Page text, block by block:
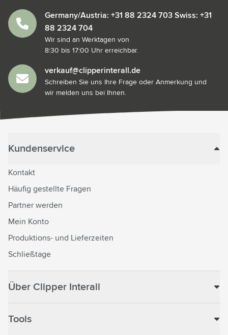
Germany/Austria: +31 88 2324 703 Swiss: +31
88 2324 704
Wir sind an Werktagen von
8:30 bis 17:00 Uhr erreichbar.
verkauf@clipperinterall.de
Schreiben Sie uns Ihre Frage oder Anmerkung und
wir melden uns bei Ihnen.
Kundenservice
Kontakt
Häufig gestellte Fragen
Partner werden
Mein Konto
Produktions- und Lieferzeiten
Schließtage
Über Clipper Interall
Tools